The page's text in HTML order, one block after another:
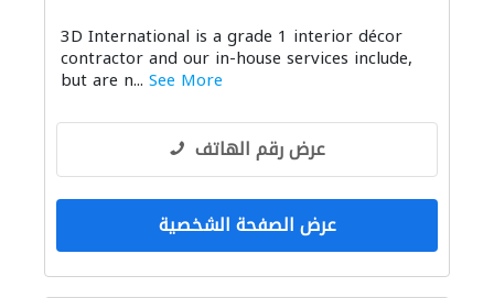
3D International is a grade 1 interior décor
contractor and our in-house services include,
but are n... See More
عرض رقم الهاتف
عرض الصفحة الشخصية